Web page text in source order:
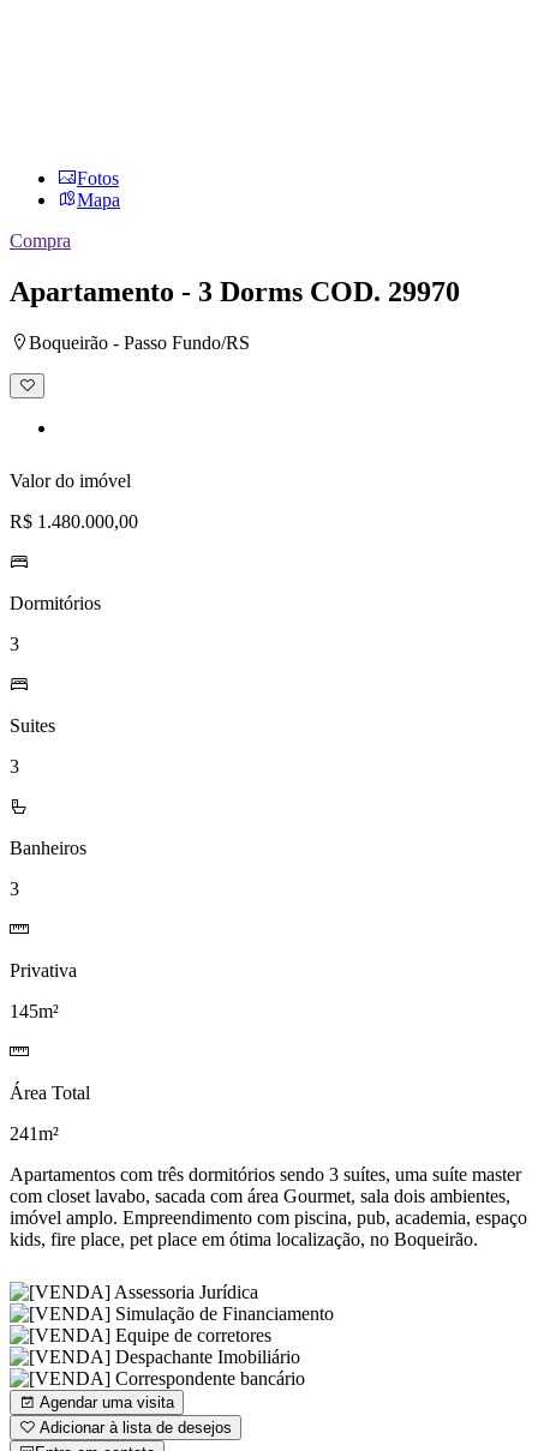
Fotos
Mapa
Compra
Apartamento - 3 Dorms COD. 29970
Boqueirão - Passo Fundo/RS
Adicionar
à
Valor do imóvel
R$ 1.480.000,00
Dormitórios
3
Suites
3
Banheiros
3
Privativa
145m²
Área Total
241m²
Apartamentos com três dormitórios sendo 3 suítes, uma suíte master
com closet lavabo, sacada com área Gourmet, sala dois ambientes,
imóvel amplo. Empreendimento com piscina, pub, academia, espaço
kids, fire place, pet place em ótima localização, no Boqueirão.
Agendar uma visita
Adicionar à lista de desejos